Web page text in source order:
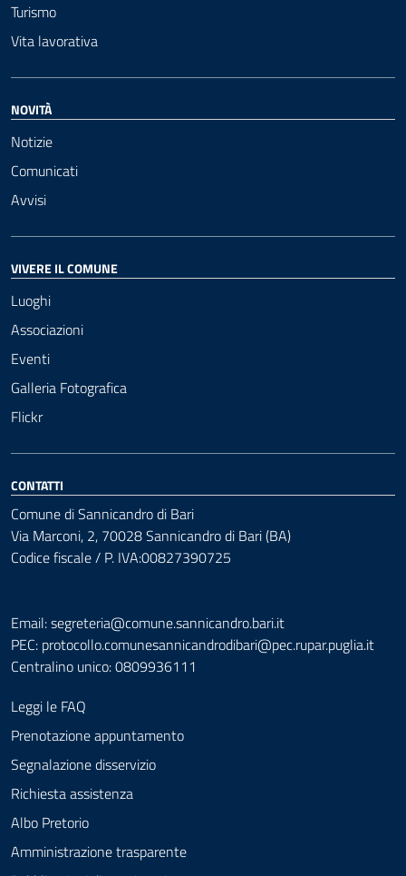
Turismo
Vita lavorativa
NOVITÀ
Notizie
Comunicati
Avvisi
VIVERE IL COMUNE
Luoghi
Associazioni
Eventi
Galleria Fotografica
Flickr
CONTATTI
Comune di Sannicandro di Bari
Via Marconi, 2, 70028 Sannicandro di Bari (BA)
Codice fiscale / P. IVA:00827390725
Email: segreteria@comune.sannicandro.bari.it
PEC: protocollo.comunesannicandrodibari@pec.rupar.puglia.it
Centralino unico: 0809936111
Leggi le FAQ
Prenotazione appuntamento
Segnalazione disservizio
Richiesta assistenza
Albo Pretorio
Amministrazione trasparente